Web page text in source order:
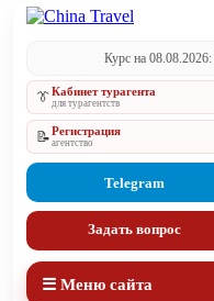
Курс на 08.08.2026:
👔Кабинет турагента
для турагентств
📝Регистрация
агентство
Telegram
Задать вопрос
☰ Меню сайта